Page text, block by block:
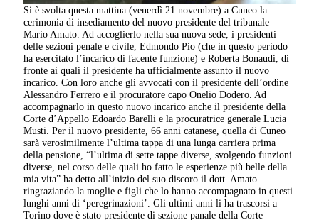
Si è svolta questa mattina (venerdì 21 novembre) a Cuneo la
cerimonia di insediamento del nuovo presidente del tribunale
Mario Amato. Ad accoglierlo nella sua nuova sede, i presidenti
delle sezioni penale e civile, Edmondo Pio (che in questo periodo
ha esercitato l’incarico di facente funzione) e Roberta Bonaudi, di
fronte ai quali il presidente ha ufficialmente assunto il nuovo
incarico. Con loro anche gli avvocati con il presidente dell’ordine
Alessandro Ferrero e il procuratore capo Onelio Dodero. Ad
accompagnarlo in questo nuovo incarico anche il presidente della
Corte d’Appello Edoardo Barelli e la procuratrice generale Lucia
Musti. Per il nuovo presidente, 66 anni catanese, quella di Cuneo
sarà verosimilmente l’ultima tappa di una lunga carriera prima
della pensione, “l’ultima di sette tappe diverse, svolgendo funzioni
diverse, nel corso delle quali ho fatto le esperienze più belle della
mia vita” ha detto all’inizio del suo discoro il dott. Amato
ringraziando la moglie e figli che lo hanno accompagnato in questi
lunghi anni di ‘peregrinazioni’. Gli ultimi anni li ha trascorsi a
Torino dove è stato presidente di sezione panale della Corte